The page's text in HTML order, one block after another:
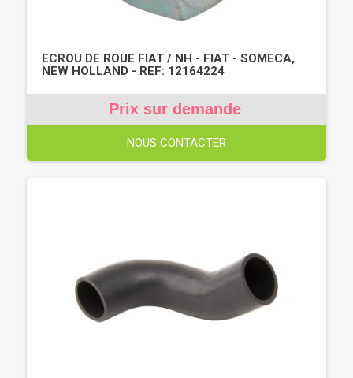
ECROU DE ROUE FIAT / NH - FIAT - SOMECA,
NEW HOLLAND - REF: 12164224
Prix sur demande
NOUS CONTACTER